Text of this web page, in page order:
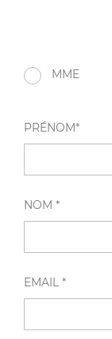
MME
PRÉNOM*
NOM *
EMAIL *